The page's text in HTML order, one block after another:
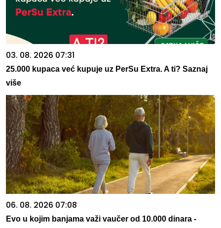
03. 08. 2026 07:31
25.000 kupaca već kupuje uz PerSu Extra. A ti? Saznaj
više
06. 08. 2026 07:08
Evo u kojim banjama važi vaučer od 10.000 dinara -